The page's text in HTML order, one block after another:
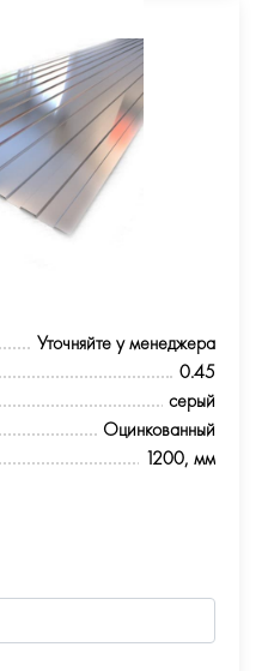
Уточняйте у менеджера
0.45
серый
Оцинкованный
1200, мм